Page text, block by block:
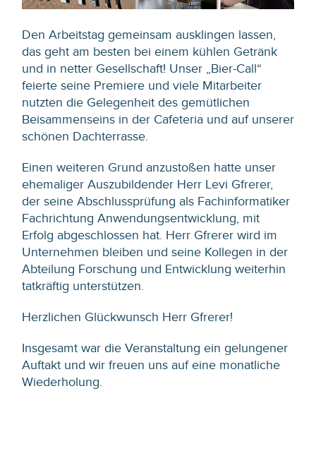
Den Arbeitstag gemeinsam ausklingen lassen,
das geht am besten bei einem kühlen Getränk
und in netter Gesellschaft! Unser „Bier-Call“
feierte seine Premiere und viele Mitarbeiter
nutzten die Gelegenheit des gemütlichen
Beisammenseins in der Cafeteria und auf unserer
schönen Dachterrasse.
Einen weiteren Grund anzustoßen hatte unser
ehemaliger Auszubildender Herr Levi Gfrerer,
der seine Abschlussprüfung als Fachinformatiker
Fachrichtung Anwendungsentwicklung, mit
Erfolg abgeschlossen hat. Herr Gfrerer wird im
Unternehmen bleiben und seine Kollegen in der
Abteilung Forschung und Entwicklung weiterhin
tatkräftig unterstützen.
Herzlichen Glückwunsch Herr Gfrerer!
Insgesamt war die Veranstaltung ein gelungener
Auftakt und wir freuen uns auf eine monatliche
Wiederholung.